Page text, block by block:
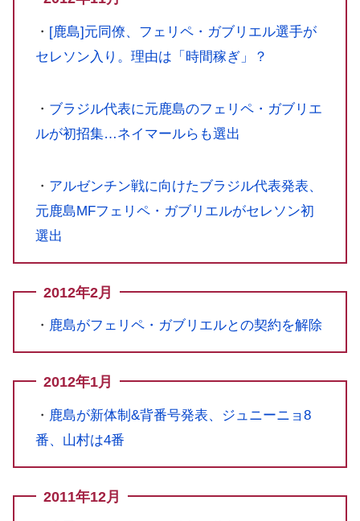
・ [鹿島]元同僚、フェリペ・ガブリエル選手が
セレソン入り。理由は「時間稼ぎ」？
・ ブラジル代表に元鹿島のフェリペ・ガブリエ
ルが初招集…ネイマールらも選出
・ アルゼンチン戦に向けたブラジル代表発表、
元鹿島MFフェリペ・ガブリエルがセレソン初
選出
2012年2月
・ 鹿島がフェリペ・ガブリエルとの契約を解除
2012年1月
・ 鹿島が新体制&背番号発表、ジュニーニョ8
番、山村は4番
2011年12月